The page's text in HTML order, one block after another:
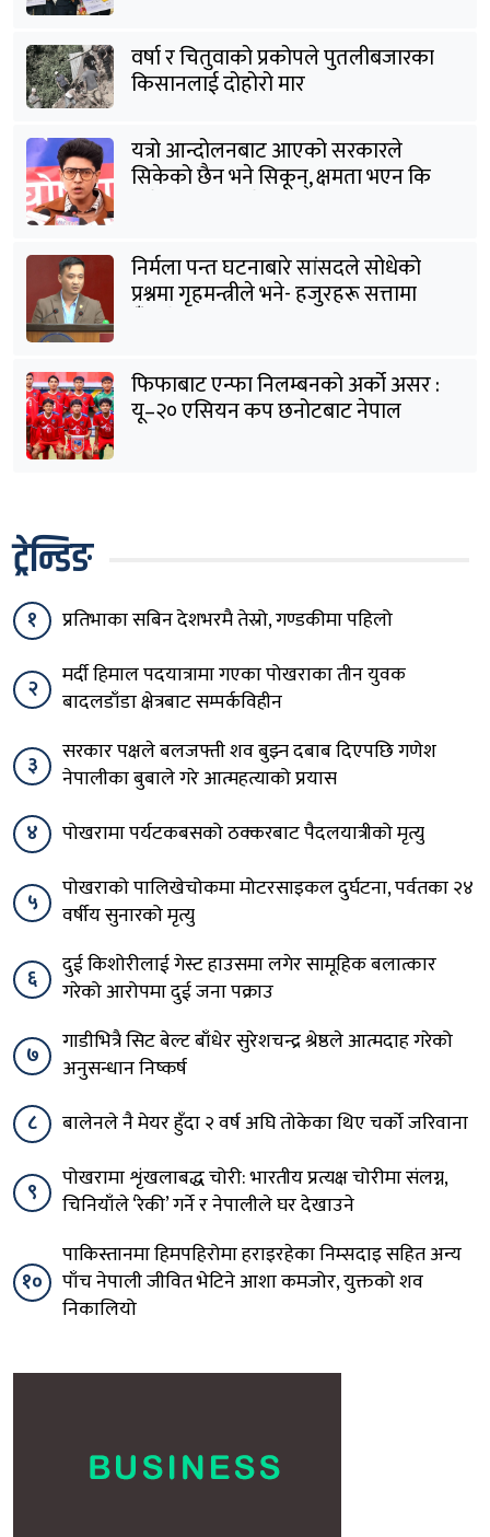
वर्षा र चितुवाको प्रकोपले पुतलीबजारका
किसानलाई दोहोरो मार
यत्रो आन्दोलनबाट आएको सरकारले
सिकेको छैन भने सिकून्, क्षमता भएन कि
निर्मला पन्त घटनाबारे सांसदले सोधेको
प्रश्नमा गृहमन्त्रीले भने- हजुरहरू सत्तामा
फिफाबाट एन्फा निलम्बनको अर्को असर :
यू–२० एसियन कप छनोटबाट नेपाल
ट्रेन्डिङ
१ प्रतिभाका सबिन देशभरमै तेस्रो, गण्डकीमा पहिलो
२
मर्दी हिमाल पदयात्रामा गएका पोखराका तीन युवक
बादलडाँडा क्षेत्रबाट सम्पर्कविहीन
३
सरकार पक्षले बलजफ्ती शव बुझ्न दबाब दिएपछि गणेश
नेपालीका बुबाले गरे आत्महत्याको प्रयास
४
पोखरामा पर्यटकबसको ठक्करबाट पैदलयात्रीको मृत्यु
५
पोखराको पालिखेचोकमा मोटरसाइकल दुर्घटना, पर्वतका २४
वर्षीय सुनारको मृत्यु
६
दुई किशोरीलाई गेस्ट हाउसमा लगेर सामूहिक बलात्कार
गरेको आरोपमा दुई जना पक्राउ
७
गाडीभित्रै सिट बेल्ट बाँधेर सुरेशचन्द्र श्रेष्ठले आत्मदाह गरेको
अनुसन्धान निष्कर्ष
८
बालेनले नै मेयर हुँदा २ वर्ष अघि तोकेका थिए चर्को जरिवाना
९
पोखरामा शृंखलाबद्ध चोरी: भारतीय प्रत्यक्ष चोरीमा संलग्न,
चिनियाँले ‘रेकी’ गर्ने र नेपालीले घर देखाउने
१०
पाकिस्तानमा हिमपहिरोमा हराइरहेका निम्सदाइ सहित अन्य
पाँच नेपाली जीवित भेटिने आशा कमजोर, युक्तको शव
निकालियो